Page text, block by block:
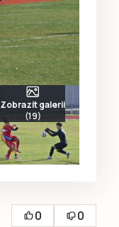
Zobrazit galerii
(19)
0
0